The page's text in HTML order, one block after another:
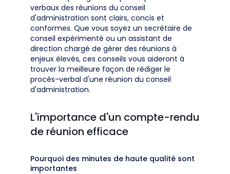
verbaux des réunions du conseil
d'administration sont clairs, concis et
conformes. Que vous soyez un secrétaire de
conseil expérimenté ou un assistant de
direction chargé de gérer des réunions à
enjeux élevés, ces conseils vous aideront à
trouver la meilleure façon de rédiger le
procès-verbal d'une réunion du conseil
d'administration.
L'importance d'un compte-rendu
de réunion efficace
Pourquoi des minutes de haute qualité sont
importantes